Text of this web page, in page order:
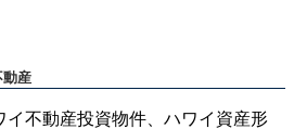
動産
イ不動産投資物件、ハワイ資産形